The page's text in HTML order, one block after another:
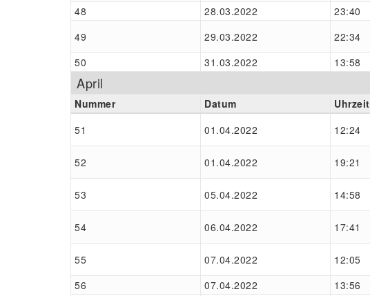
48
28.03.2022 23:40
49
29.03.2022 22:34
50
31.03.2022 13:58
April
Nummer Datum Uhrzeit
51
01.04.2022 12:24
52
01.04.2022 19:21
53
05.04.2022 14:58
54
06.04.2022 17:41
55
07.04.2022 12:05
56
07.04.2022 13:56